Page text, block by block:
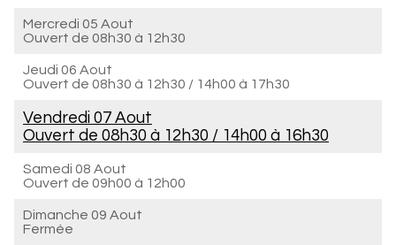
Mercredi 05 Aout
Ouvert de 08h30 à 12h30
Jeudi 06 Aout
Ouvert de 08h30 à 12h30 / 14h00 à 17h30
Vendredi 07 Aout
Ouvert de 08h30 à 12h30 / 14h00 à 16h30
Samedi 08 Aout
Ouvert de 09h00 à 12h00
Dimanche 09 Aout
Fermée